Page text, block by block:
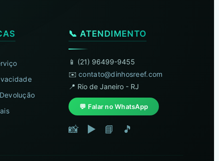
📞 ATENDIMENTO
📱 (21) 96499-9455
✉️contato@dinhosreef.com
📍 Rio de Janeiro - RJ
💬 Falar no WhatsApp
📸 ▶️ 📘 🎵